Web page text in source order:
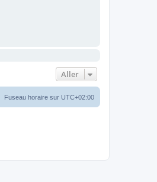
Aller
Fuseau horaire sur UTC+02:00